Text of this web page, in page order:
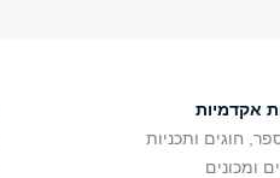
אקדמיות
חוגים ותכניות
ומכונים